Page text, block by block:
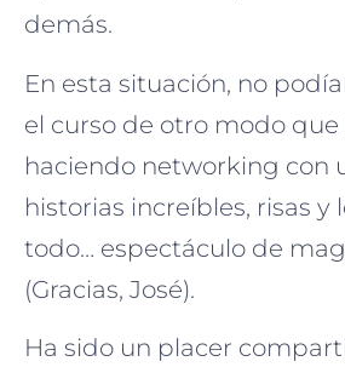
demás.
En esta situación, no
el curso de otro modo que
haciendo networking con
historias increíbles, risas y
todo… espectáculo de
(Gracias, José).
Ha sido un placer